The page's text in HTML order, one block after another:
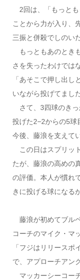
2回は、「もっとも
ことから力が入り、
三振と併殺でしのいだ
もっともあのとき
さを失ったわけでは
「あそこで押し出
いながら投げてました
さて、3四球のきっ
投げた2−2からの5球
今後、藤浪を支えて
この日はスプリッ
たが、藤浪の高めの
の評価。本人が慣れ
きに投げる球になる
藤浪が初めてブル
コーチのマイク・マ
「フジはリリース
で、アプローチアン
マッカーシーコー